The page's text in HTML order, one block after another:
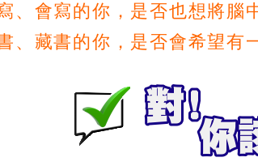
、會寫的你，是否也想將腦
、藏書的你，是否會希望有